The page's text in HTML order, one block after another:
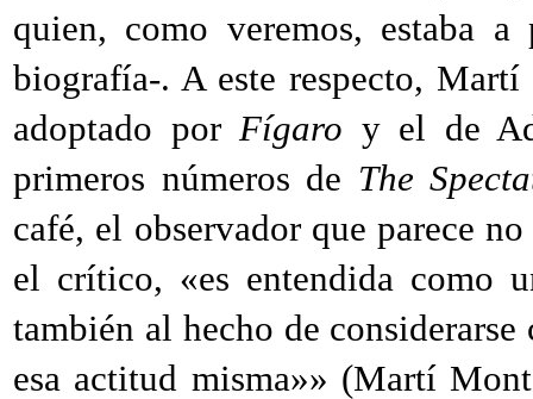
quien, como veremos, estaba
biografía-. A este respecto,
adoptado porFígaro y el de
primeros números de The
café, el observador que parece
el crítico, «es entendida como
también al hecho de
esa actitud misma»» (Martí